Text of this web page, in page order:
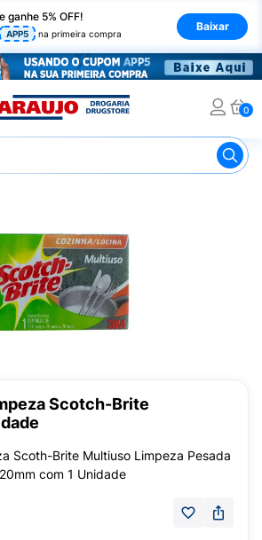
ganhe 5% OFF!
APP5 na primeira compra
Baixar
0
Cozinha
Scotch-Brite
Scoth-Brite Multiuso Limpeza Pesada
com 1 Unidade